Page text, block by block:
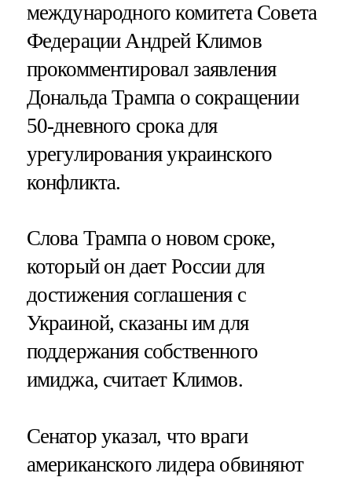
международного комитета Совета
Федерации Андрей Климов
прокомментировал заявления
Дональда Трампа о сокращении
50-дневного срока для
урегулирования украинского
конфликта.
Слова Трампа о новом сроке,
который он дает России для
достижения соглашения с
Украиной, сказаны им для
поддержания собственного
имиджа, считает Климов.
Сенатор указал, что враги
американского лидера обвиняют